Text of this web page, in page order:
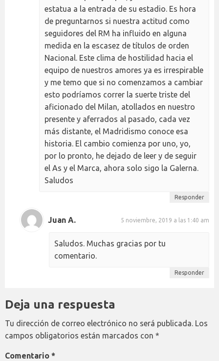
estatua a la entrada de su estadio. Es hora
de preguntarnos si nuestra actitud como
seguidores del RM ha influido en alguna
medida en la escasez de títulos de orden
Nacional. Este clima de hostilidad hacia el
equipo de nuestros amores ya es irrespirable
y me temo que si no comenzamos a cambiar
esto podríamos correr la suerte triste del
aficionado del Milan, atollados en nuestro
presente y aferrados al pasado, cada vez
más distante, el Madridismo conoce esa
historia. El cambio comienza por uno, yo,
por lo pronto, he dejado de leer y de seguir
el As y el Marca, ahora solo sigo la Galerna.
Saludos
Responder
Juan A. 5 noviembre, 2019 a las 1:40 am
Saludos. Muchas gracias por tu
comentario.
Responder
Deja una respuesta
Tu dirección de correo electrónico no será publicada. Los
campos obligatorios están marcados con *
Comentario *